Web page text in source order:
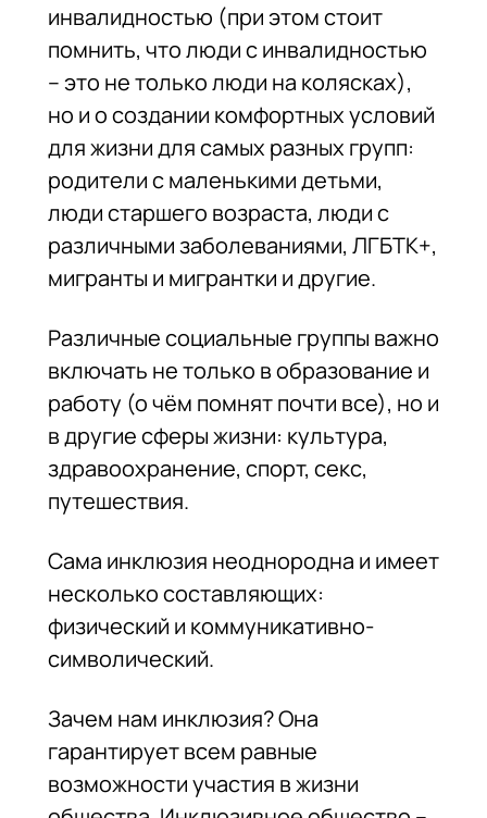
инвалидностью (при этом стоит
помнить, что люди с инвалидностью
– это не только люди на колясках),
но и о создании комфортных условий
для жизни для самых разных групп:
родители с маленькими детьми,
люди старшего возраста, люди с
различными заболеваниями, ЛГБТК+,
мигранты и мигрантки и другие.
Различные социальные группы важно
включать не только в образование и
работу (о чём помнят почти все), но и
в другие сферы жизни: культура,
здравоохранение, спорт, секс,
путешествия.
Сама инклюзия неоднородна и имеет
несколько составляющих:
физический и коммуникативно-
символический.
Зачем нам инклюзия? Она
гарантирует всем равные
возможности участия в жизни